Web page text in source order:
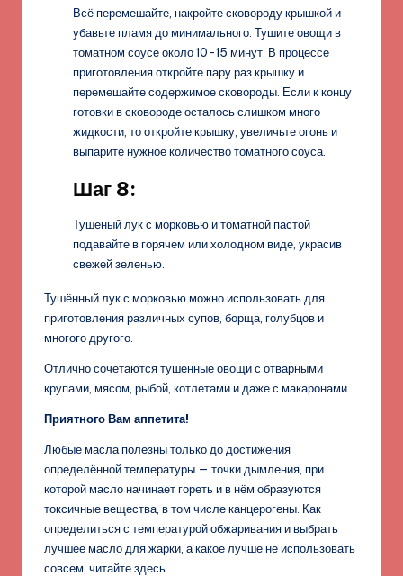
Всё перемешайте, накройте сковороду крышкой и
убавьте пламя до минимального. Тушите овощи в
томатном соусе около 10-15 минут. В процессе
приготовления откройте пару раз крышку и
перемешайте содержимое сковороды. Если к концу
готовки в сковороде осталось слишком много
жидкости, то откройте крышку, увеличьте огонь и
выпарите нужное количество томатного соуса.
Шаг 8:
Тушеный лук с морковью и томатной пастой
подавайте в горячем или холодном виде, украсив
свежей зеленью.
Тушённый лук с морковью можно использовать для
приготовления различных супов, борща, голубцов и
многого другого.
Отлично сочетаются тушенные овощи с отварными
крупами, мясом, рыбой, котлетами и даже с макаронами.
Приятного Вам аппетита!
Любые масла полезны только до достижения
определённой температуры — точки дымления, при
которой масло начинает гореть и в нём образуются
токсичные вещества, в том числе канцерогены. Как
определиться с температурой обжаривания и выбрать
лучшее масло для жарки, а какое лучше не использовать
совсем, читайте здесь.